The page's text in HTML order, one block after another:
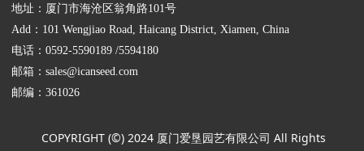
地址：厦门市海沧区翁角路101号
Add：101 Wengjiao Road, Haicang District, Xiamen, China
电话：0592-5590189 /5594180
邮箱：sales@icanseed.com
邮编：361026
COPYRIGHT (©) 2024 厦门爱垦园艺有限公司 All Rights